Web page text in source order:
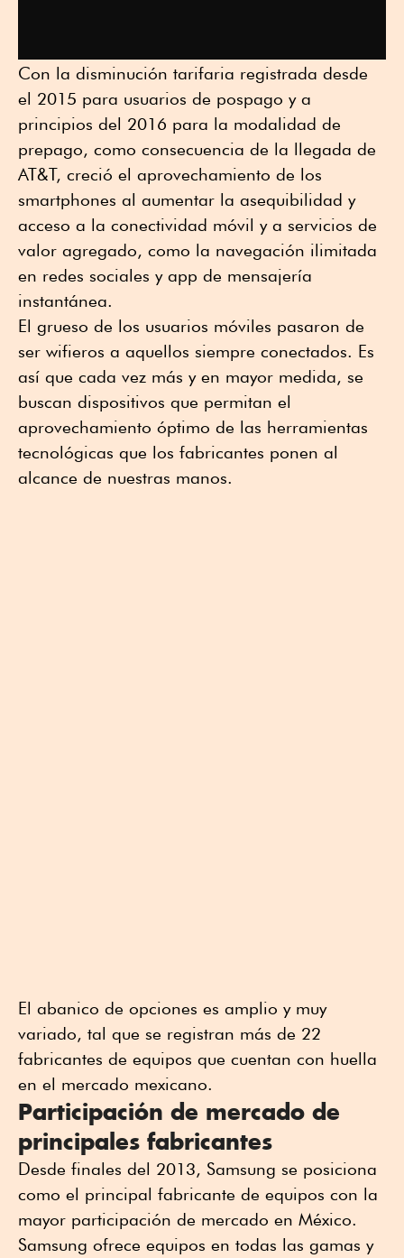
Con la disminución tarifaria registrada desde
el 2015 para usuarios de pospago y a
principios del 2016 para la modalidad de
prepago, como consecuencia de la llegada de
AT&T, creció el aprovechamiento de los
smartphones al aumentar la asequibilidad y
acceso a la conectividad móvil y a servicios de
valor agregado, como la navegación ilimitada
en redes sociales y app de mensajería
instantánea.
El grueso de los usuarios móviles pasaron de
ser wifieros a aquellos siempre conectados. Es
así que cada vez más y en mayor medida, se
buscan dispositivos que permitan el
aprovechamiento óptimo de las herramientas
tecnológicas que los fabricantes ponen al
alcance de nuestras manos.
El abanico de opciones es amplio y muy
variado, tal que se registran más de 22
fabricantes de equipos que cuentan con huella
en el mercado mexicano.
Participación de mercado de
principales fabricantes
Desde finales del 2013, Samsung se posiciona
como el principal fabricante de equipos con la
mayor participación de mercado en México.
Samsung ofrece equipos en todas las gamas y